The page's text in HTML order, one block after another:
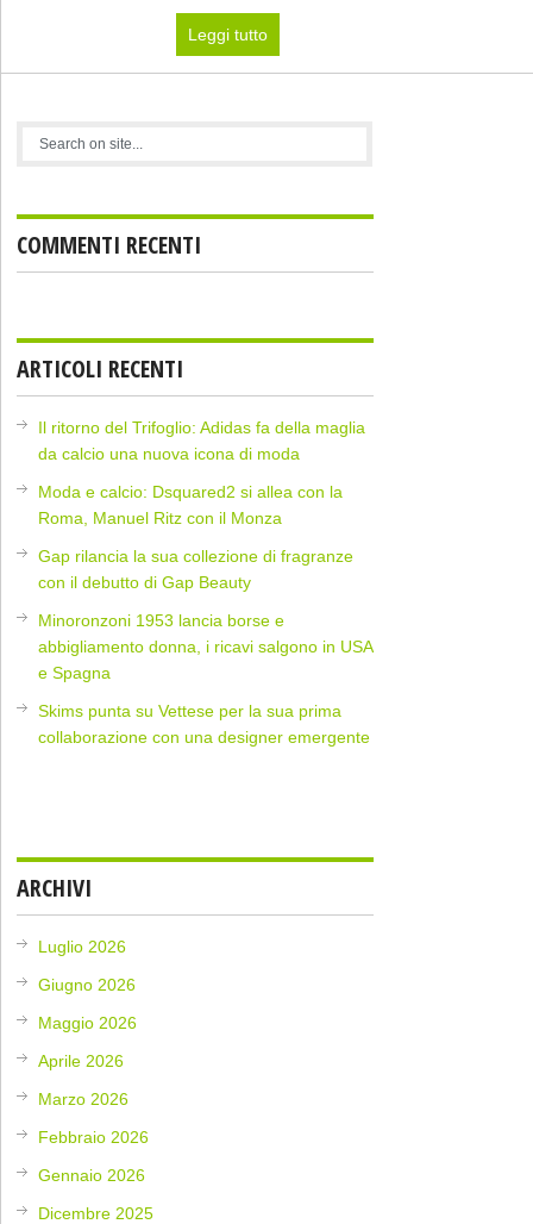
Leggi tutto
COMMENTI RECENTI
ARTICOLI RECENTI
Il ritorno del Trifoglio: Adidas fa della maglia
da calcio una nuova icona di moda
Moda e calcio: Dsquared2 si allea con la
Roma, Manuel Ritz con il Monza
Gap rilancia la sua collezione di fragranze
con il debutto di Gap Beauty
Minoronzoni 1953 lancia borse e
abbigliamento donna, i ricavi salgono in USA
e Spagna
Skims punta su Vettese per la sua prima
collaborazione con una designer emergente
ARCHIVI
Luglio 2026
Giugno 2026
Maggio 2026
Aprile 2026
Marzo 2026
Febbraio 2026
Gennaio 2026
Dicembre 2025